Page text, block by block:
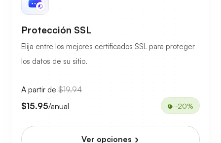
Protección SSL
Elija entre los mejores certificados SSL para proteger
los datos de su sitio.
A partir de $19.94
$15.95/anual -20%
Ver opciones